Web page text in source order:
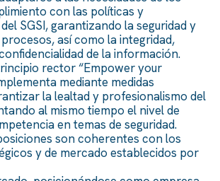
con las políticas y
SGSI, garantizando la seguridad y
así como la integridad,
de la información.
rector “Empower your
mediante medidas
la lealtad y profesionalismo del
al mismo tiempo el nivel de
en temas de seguridad.
son coherentes con los
y de mercado establecidos por